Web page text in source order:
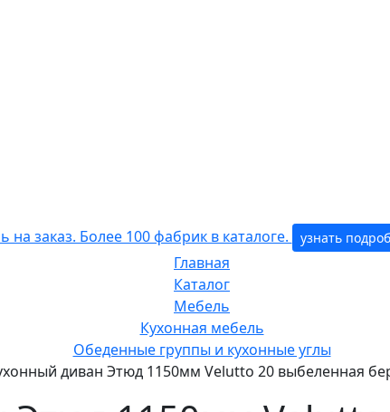
на заказ. Более 100 фабрик в каталоге.
узнать
Главная
Каталог
Мебель
Кухонная мебель
Обеденные группы и кухонные углы
диван Этюд 1150мм Velutto 20 выбеленная